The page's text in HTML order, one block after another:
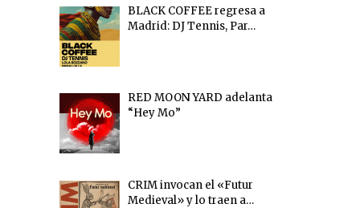
BLACK COFFEE regresa a
Madrid: DJ Tennis, Par…
RED MOON YARD adelanta
“Hey Mo”
CRIM invocan el «Futur
Medieval» y lo traen a…